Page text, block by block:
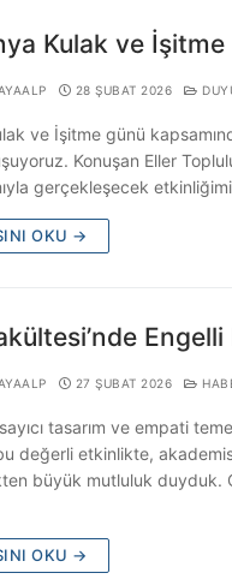
Kulak ve İşitme
28 ŞUBAT 2026
ve İşitme günü
Konuşan Eller
gerçekleşecek
OKU →
27 ŞUBAT 2026
tasarım ve empati
değerli etkinlikte,
büyük mutluluk duyduk.
OKU →